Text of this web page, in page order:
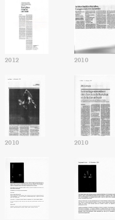
2012 2010
2010 2010